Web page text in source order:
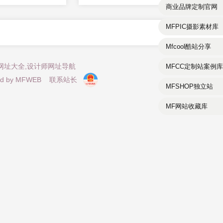
址大全,设计师网址导航
by MFWEB 联系站长
商业品牌定制官网
MFPIC摄影素材库
Mfcool酷站分享
MFCC定制站案例库
MFSHOP独立站
MF网站收藏库